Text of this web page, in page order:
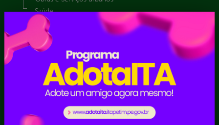
Saúde
Portal da
Transparência
Educação
Atos normativos
Convênios e
Dados Abertos
Carta de
Ouvidoria e
Serviço de
Informação
Tribuna
E-sic
Como
solicitar
Consulte sua
Solicitação
Decretos